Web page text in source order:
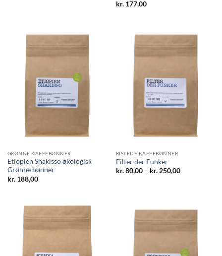
kr.177,00
GRØNNE KAFFEBØNNER
Etiopien Shakisso økologisk
Grønne bønner
kr.188,00
RISTEDE KAFFEBØNNER
Filter der Funker
kr.80,00 – kr.250,00Prisinterval: